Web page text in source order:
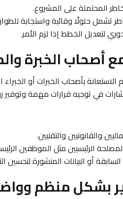
المحتملة على المشروع.
تشمل حلولًا وقائية واستجابة
لتعديل الخطط إذا لزم الأمر.
بأصحاب الخبرات أو
في توجيه قرارات مهمة وتوفير
والقانونيين والتقنيين.
الرئيسيين مثل الموظفين
أو البيانات المنشورة لتحسين